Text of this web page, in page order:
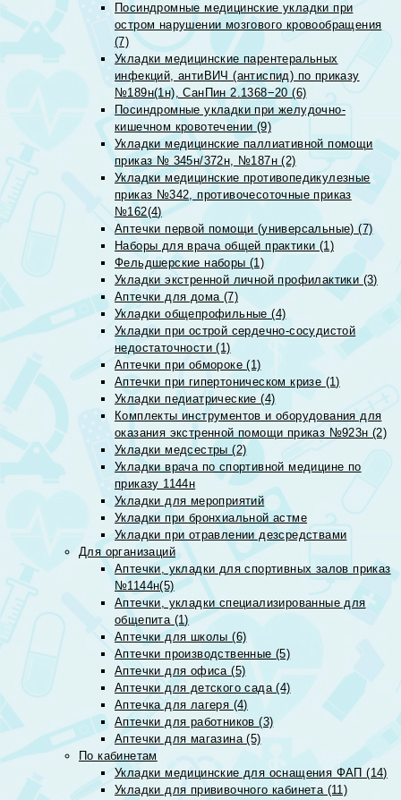
Посиндромные медицинские укладки при
остром нарушении мозгового кровообращения
(7)
Укладки медицинские парентеральных
инфекций, антиВИЧ (антиспид) по приказу
№189н(1н), СанПин 2.1368−20 (6)
Посиндромные укладки при желудочно-
кишечном кровотечении (9)
Укладки медицинские паллиативной помощи
приказ № 345н/372н, №187н (2)
Укладки медицинские противопедикулезные
приказ №342, противочесоточные приказ
№162(4)
Аптечки первой помощи (универсальные) (7)
Наборы для врача общей практики (1)
Фельдшерские наборы (1)
Укладки экстренной личной профилактики (3)
Аптечки для дома (7)
Укладки общепрофильные (4)
Укладки при острой сердечно-сосудистой
недостаточности (1)
Аптечки при обмороке (1)
Аптечки при гипертоническом кризе (1)
Укладки педиатрические (4)
Комплекты инструментов и оборудования для
оказания экстренной помощи приказ №923н (2)
Укладки медсестры (2)
Укладки врача по спортивной медицине по
приказу 1144н
Укладки для мероприятий
Укладки при бронхиальной астме
Укладки при отравлении дезсредствами
Для организаций
Аптечки, укладки для спортивных залов приказ
№1144н(5)
Аптечки, укладки специализированные для
общепита (1)
Аптечки для школы (6)
Аптечки производственные (5)
Аптечки для офиса (5)
Аптечки для детского сада (4)
Аптечка для лагеря (4)
Аптечки для работников (3)
Аптечки для магазина (5)
По кабинетам
Укладки медицинские для оснащения ФАП (14)
Укладки для прививочного кабинета (11)